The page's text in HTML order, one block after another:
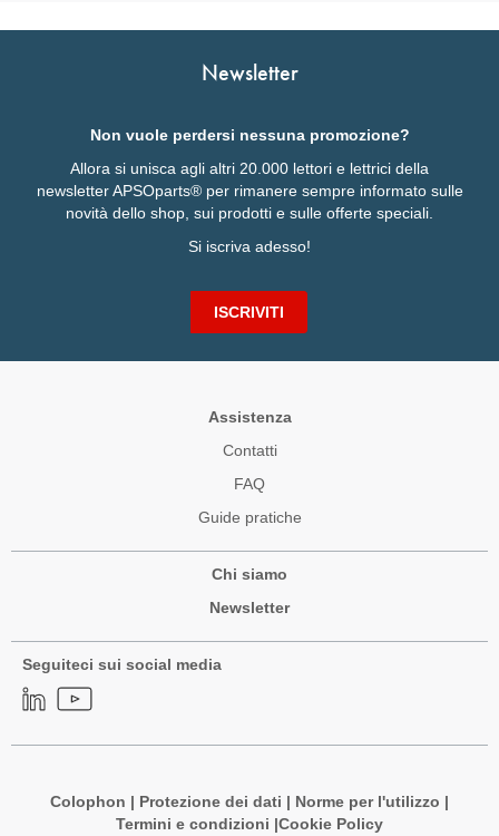
Newsletter
Non vuole perdersi nessuna promozione?
Allora si unisca agli altri 20.000 lettori e lettrici della
newsletter APSOparts® per rimanere sempre informato sulle
novità dello shop, sui prodotti e sulle offerte speciali.
Si iscriva adesso!
ISCRIVITI
Assistenza
Contatti
FAQ
Guide pratiche
Chi siamo
Newsletter
Seguiteci sui social media
Colophon | Protezione dei dati | Norme per l'utilizzo |
Termini e condizioni |Cookie Policy